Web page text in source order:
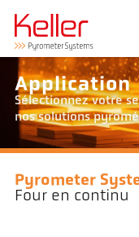
Application
Sélectionnez votre
nos solutions
Pyrometer
Four en continu